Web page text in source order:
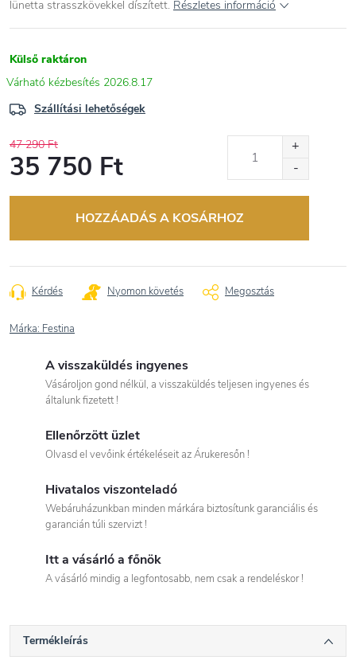
lünetta strasszkövekkel díszített. Részletes információ
Külső raktáron
2026.8.17
Szállítási lehetőségek
47 290 Ft
35 750 Ft
HOZZÁADÁS A KOSÁRHOZ
Kérdés Nyomon követés Megosztás
Márka: Festina
A visszaküldés ingyenes
Vásároljon gond nélkül, a visszaküldés teljesen ingyenes és
általunk fizetett !
Ellenőrzött üzlet
Olvasd el vevőink értékeléseit az Árukeresőn !
Hivatalos viszonteladó
Webáruházunkban minden márkára biztosítunk garanciális és
garancián túli szervizt !
Itt a vásárló a főnök
A vásárló mindig a legfontosabb, nem csak a rendeléskor !
Termékleírás